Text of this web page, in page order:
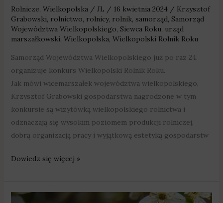
Rolnicze, Wielkopolska/ JL / 16 kwietnia 2024 / Krzysztof
Grabowski, rolnictwo, rolnicy, rolnik, samorząd, Samorząd
Województwa Wielkopolskiego, Siewca Roku, urząd
marszałkowski, Wielkopolska, Wielkopolski Rolnik Roku
Samorząd Województwa Wielkopolskiego już po raz 24.
organizuje konkurs Wielkopolski Rolnik Roku.
Jak mówi wicemarszałek województwa wielkopolskiego,
Krzysztof Grabowski gospodarstwa nagrodzone w tym
konkursie są wizytówką wielkopolskiego rolnictwa i
odznaczają się wysokim poziomem produkcji rolniczej,
dobrą organizacją pracy i wyjątkową estetyką gospodarstw
Dowiedz się więcej »
2